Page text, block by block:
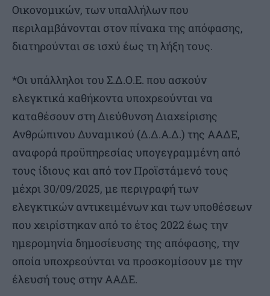
Οικονομικών, των υπαλλήλων που
περιλαμβάνονται στον πίνακα της απόφασης,
διατηρούνται σε ισχύ έως τη λήξη τους.
*Οι υπάλληλοι του Σ.Δ.Ο.Ε. που ασκούν
ελεγκτικά καθήκοντα υποχρεούνται να
καταθέσουν στη Διεύθυνση Διαχείρισης
Ανθρώπινου Δυναμικού (Δ.Δ.Α.Δ.) της ΑΑΔΕ,
αναφορά προϋπηρεσίας υπογεγραμμένη από
τους ίδιους και από τον Προϊστάμενό τους
μέχρι 30/09/2025, με περιγραφή των
ελεγκτικών αντικειμένων και των υποθέσεων
που χειρίστηκαν από το έτος 2022 έως την
ημερομηνία δημοσίευσης της απόφασης, την
οποία υποχρεούνται να προσκομίσουν με την
έλευσή τους στην ΑΑΔΕ.